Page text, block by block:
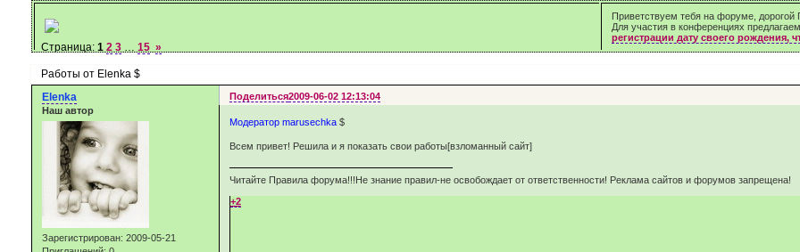
Приветствуем тебя на форуме, дорогой
Для участия в конференциях
регистрации дату своего
Работы от Elenka $
Страница: 1 2 3 … 15 »
Поделиться2009-06-02 12:13:04
Elenka
Наш автор
Зарегистрирован: 2009-05-21
Модератор marusechka$
Всем привет! Решила и я показать свои работы[взломанный сайт]
Читайте Правила форума!!!Не знание правил-не освобождает от ответственности! Реклама сайтов и форумов запрещена!
+2